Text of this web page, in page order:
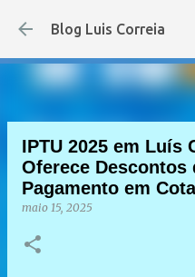
Pular para o
Blog Luis Correia
IPTU 2025 em Luís
Oferece Descontos
Pagamento em
maio 15, 2025